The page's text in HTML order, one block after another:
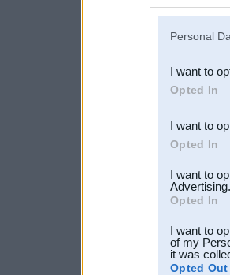
third
Personal
I want to
Opted In
I want to
Opted In
I want to
Advertising.
Opted In
I want to
of my
it was
Opted Out